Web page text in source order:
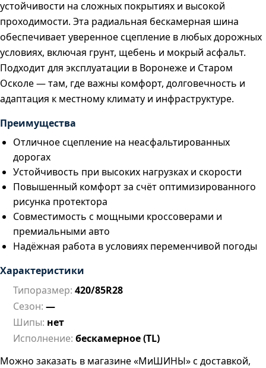
устойчивости на сложных покрытиях и высокой
проходимости. Эта радиальная бескамерная шина
обеспечивает уверенное сцепление в любых дорожных
условиях, включая грунт, щебень и мокрый асфальт.
Подходит для эксплуатации в Воронеже и Старом
Осколе — там, где важны комфорт, долговечность и
адаптация к местному климату и инфраструктуре.
Преимущества
Отличное сцепление на неасфальтированных
дорогах
Устойчивость при высоких нагрузках и скорости
Повышенный комфорт за счёт оптимизированного
рисунка протектора
Совместимость с мощными кроссоверами и
премиальными авто
Надёжная работа в условиях переменчивой погоды
Характеристики
Типоразмер: 420/85R28
Сезон: —
Шипы: нет
Исполнение: бескамерное (TL)
Можно заказать в магазине «МиШИНЫ» с доставкой,